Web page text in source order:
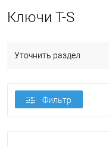
Ключи T-S
Уточнить раздел
Фильтр